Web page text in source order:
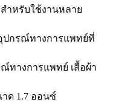
ำหรับใช้งานหลาย
ปกรณ์ทางการแพทย์ที่
ทางการแพทย์ เสื้อผ้า
าด 1.7 ออนซ์